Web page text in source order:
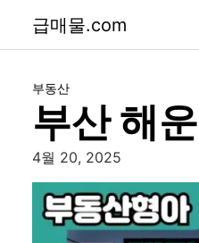
급매물.com
부동산
부산 해
4월 20, 2025